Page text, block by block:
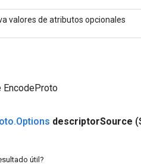
valores de atributos opcionales
EncodeProto
.Options descriptorSource
útil?